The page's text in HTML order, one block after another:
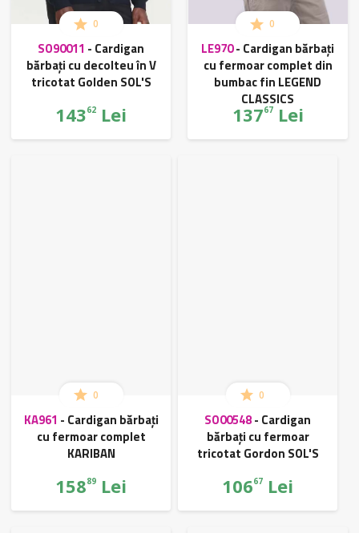
0
SO90011 - Cardigan
bărbați cu decolteu în V
tricotat Golden SOL'S
14362 Lei
0
LE970- Cardigan bărbați
cu fermoar complet din
bumbac fin LEGEND
CLASSICS
13767Lei
0
KA961 - Cardigan bărbați
cu fermoar complet
KARIBAN
15889 Lei
0
SO00548- Cardigan
bărbați cu fermoar
tricotat Gordon SOL'S
10667 Lei